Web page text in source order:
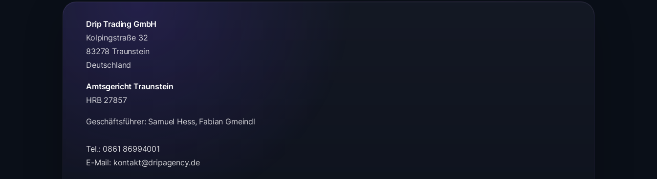
Drip Trading GmbH
Kolpingstraße 32
83278 Traunstein
Deutschland
Amtsgericht Traunstein
HRB 27857
Geschäftsführer: Samuel Hess, Fabian Gmeindl
Tel.: 0861 86994001
E-Mail: kontakt@dripagency.de